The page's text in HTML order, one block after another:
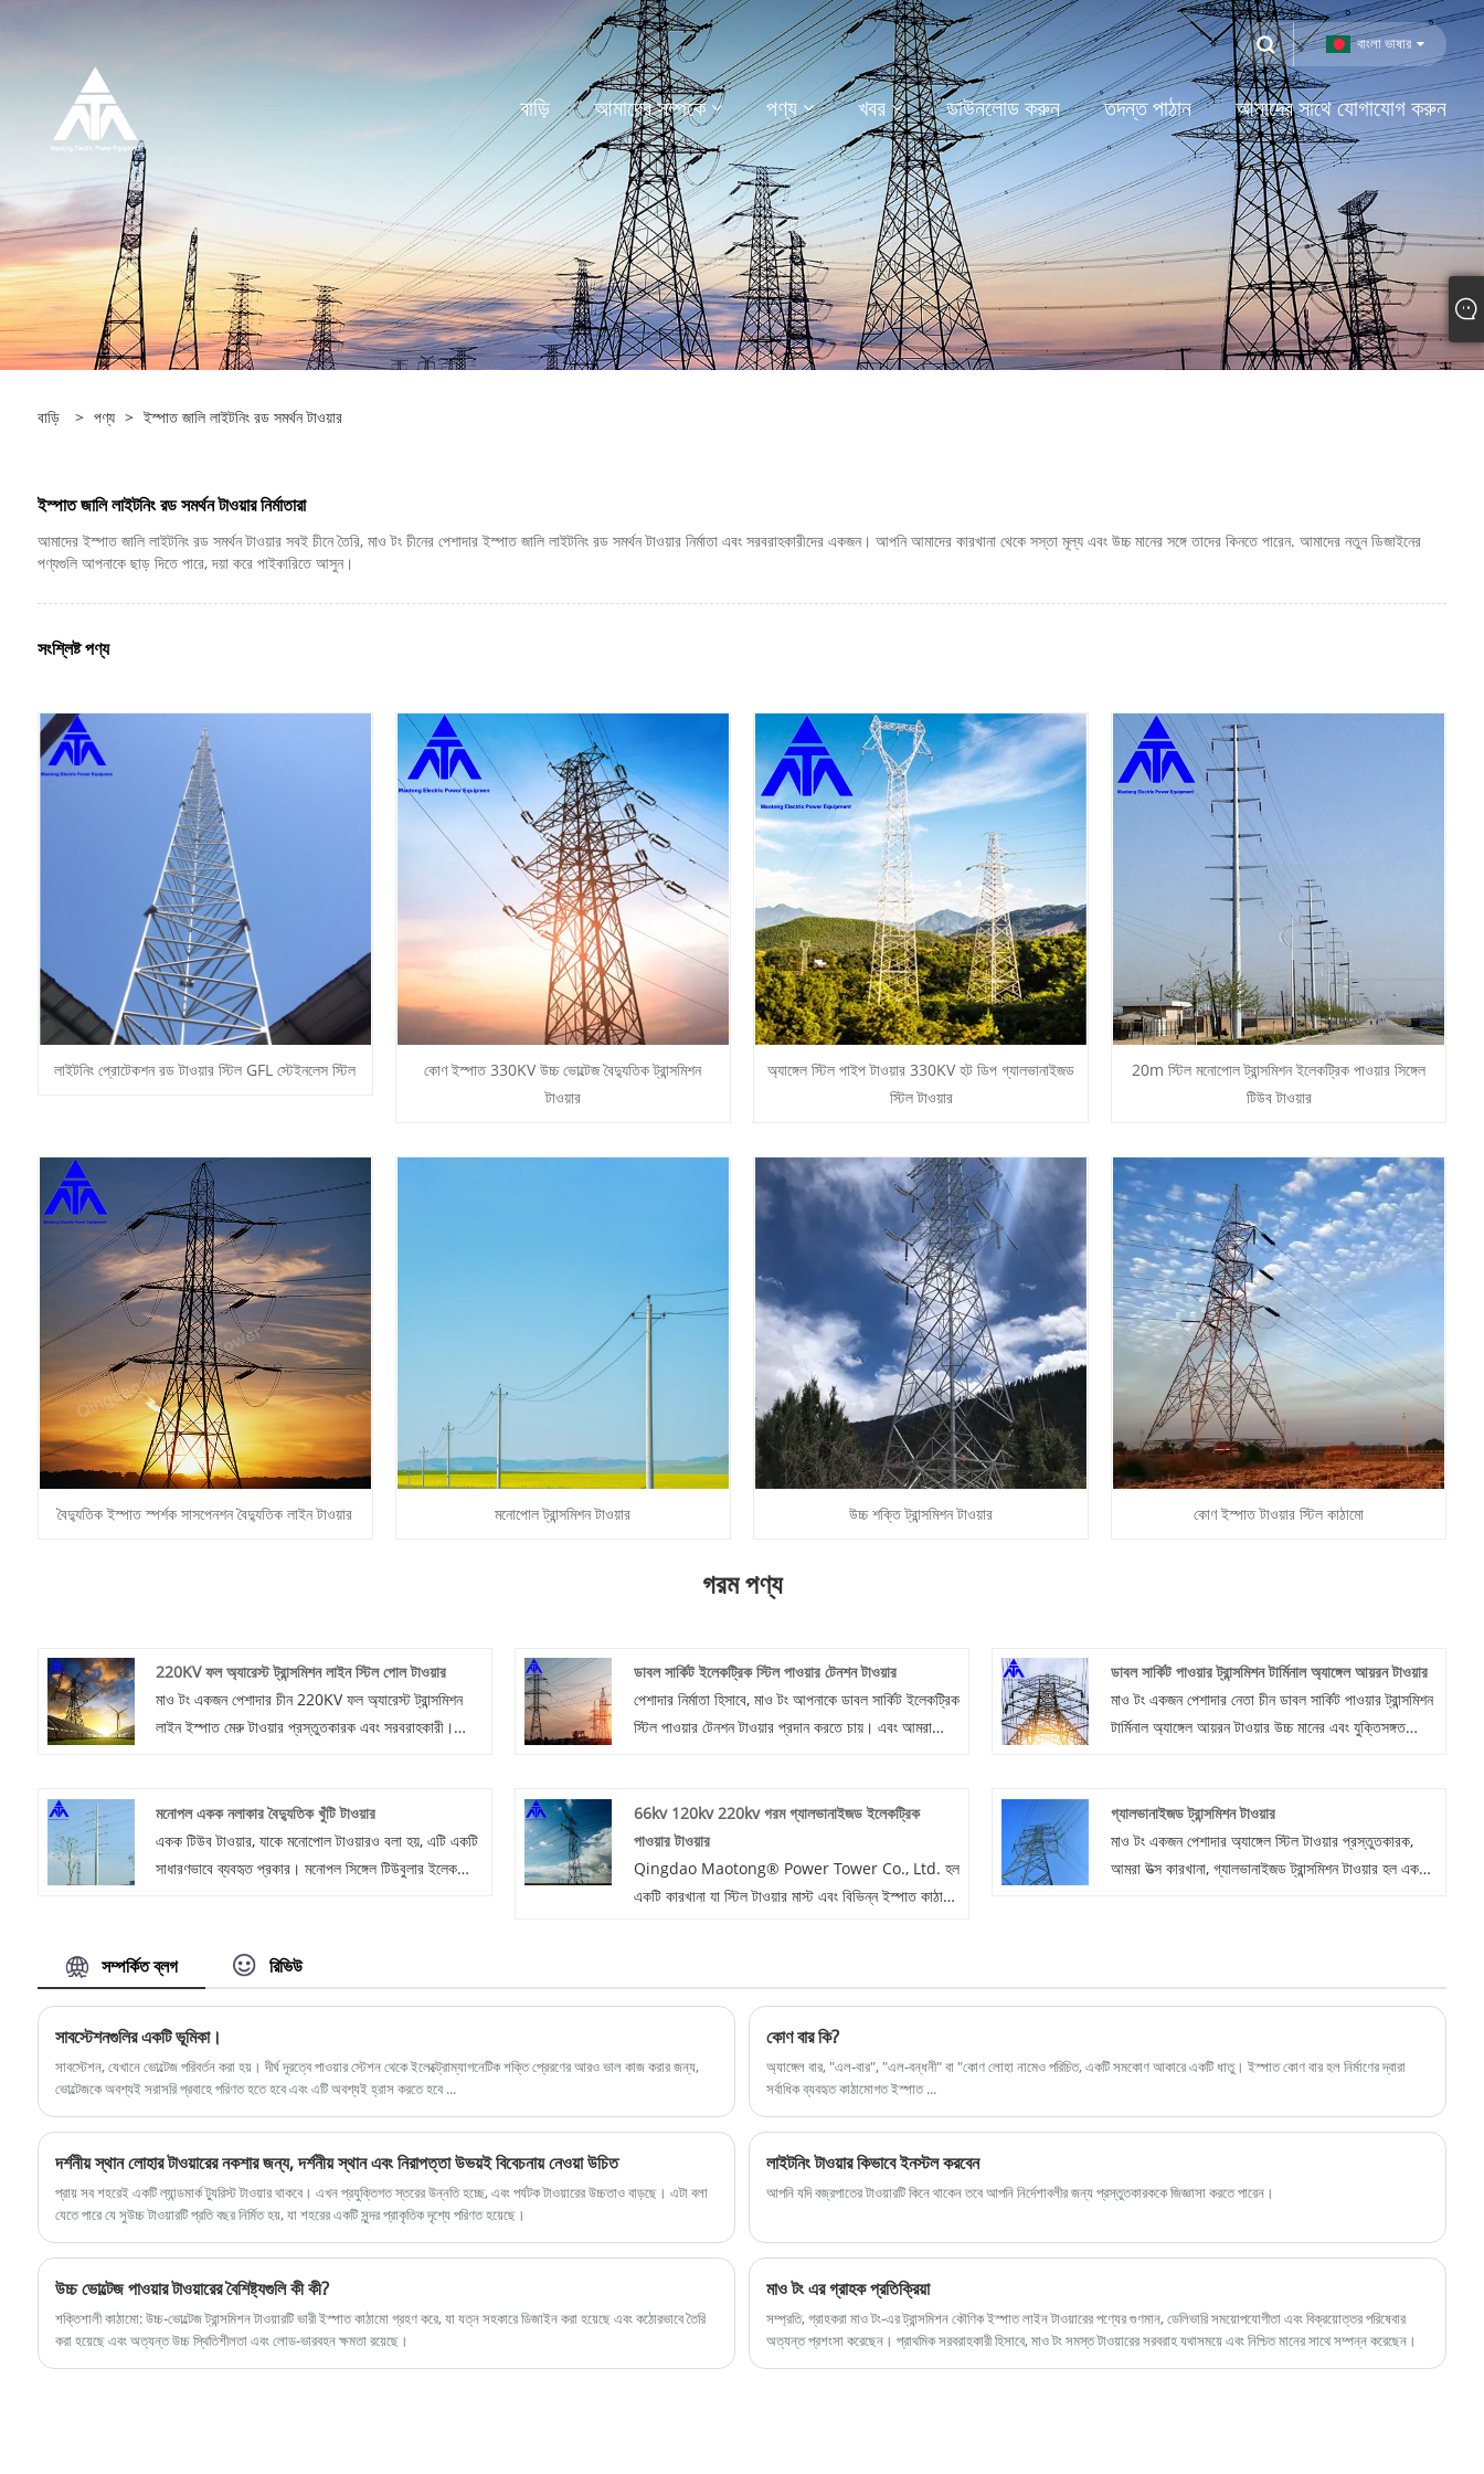
বাংলা ভাষার
বাড়ি আমাদের সম্পর্কে পণ্য খবর ডাউনলোড করুন তদন্ত পাঠান আমাদের সাথে যোগাযোগ করুন
বাড়ি > পণ্য > ইস্পাত জালি লাইটনিং রড সমর্থন টাওয়ার
ইস্পাত জালি লাইটনিং রড সমর্থন টাওয়ার নির্মাতারা
আমাদের ইস্পাত জালি লাইটনিং রড সমর্থন টাওয়ার সবই চীনে তৈরি, মাও টং চীনের পেশাদার ইস্পাত জালি লাইটনিং রড সমর্থন টাওয়ার নির্মাতা এবং সরবরাহকারীদের একজন। আপনি আমাদের কারখানা থেকে সস্তা মূল্য এবং উচ্চ মানের সঙ্গে তাদের কিনতে পারেন. আমাদের নতুন ডিজাইনের
পণ্যগুলি আপনাকে ছাড় দিতে পারে, দয়া করে পাইকারিতে আসুন।
সংশ্লিষ্ট পণ্য
লাইটনিং প্রোটেকশন রড টাওয়ার স্টিল GFL স্টেইনলেস স্টিল
কোণ ইস্পাত 330KV উচ্চ ভোল্টেজ বৈদ্যুতিক ট্রান্সমিশন
টাওয়ার
অ্যাঙ্গেল স্টিল পাইপ টাওয়ার 330KV হট ডিপ গ্যালভানাইজড
স্টিল টাওয়ার
20m স্টিল মনোপোল ট্রান্সমিশন ইলেকট্রিক পাওয়ার সিঙ্গেল
টিউব টাওয়ার
বৈদ্যুতিক ইস্পাত স্পর্শক সাসপেনশন বৈদ্যুতিক লাইন টাওয়ার মনোপোল ট্রান্সমিশন টাওয়ার উচ্চ শক্তি ট্রান্সমিশন টাওয়ার কোণ ইস্পাত টাওয়ার স্টিল কাঠামো
গরম পণ্য
220KV ফল অ্যারেস্ট ট্রান্সমিশন লাইন স্টিল পোল টাওয়ার
মাও টং একজন পেশাদার চীন 220KV ফল অ্যারেস্ট ট্রান্সমিশন
লাইন ইস্পাত মেরু টাওয়ার প্রস্তুতকারক এবং সরবরাহকারী।
টাওয়ারের জন্য উপযুক্ত।
ডাবল সার্কিট ইলেকট্রিক স্টিল পাওয়ার টেনশন টাওয়ার
পেশাদার নির্মাতা হিসাবে, মাও টং আপনাকে ডাবল সার্কিট ইলেকট্রিক
স্টিল পাওয়ার টেনশন টাওয়ার প্রদান করতে চায়। এবং আমরা
ডাবল সার্কিট পাওয়ার ট্রান্সমিশন টার্মিনাল অ্যাঙ্গেল আয়রন টাওয়ার
মাও টং একজন পেশাদার নেতা চীন ডাবল সার্কিট পাওয়ার ট্রান্সমিশন
টার্মিনাল অ্যাঙ্গেল আয়রন টাওয়ার উচ্চ মানের এবং যুক্তিসঙ্গত
মনোপল একক নলাকার বৈদ্যুতিক খুঁটি টাওয়ার
একক টিউব টাওয়ার, যাকে মনোপোল টাওয়ারও বলা হয়, এটি একটি
সাধারণভাবে ব্যবহৃত প্রকার। মনোপল সিঙ্গেল টিউবুলার ইলেকট্রিক
টাওয়ারের নীচে এবং কাজের প্ল্যাটফর্মে, যথাক্রমে একটি দরজা খোলা
রয়েছে, প্ল্যাটফর্মের বেড়াতে অ্যান্টেনা সমর্থন স্থির করা হয়েছে।
1. একক টিউব টাওয়ার একক টিউব এবং আনুষঙ্গিক সমন্বয়ে
গঠিত, এবং প্রধান উপকরণ সাধারণত ইস্পাত প্লেট নমন দ্বারা
তৈরি করা হয়।
2. টাওয়ারের অংশটি বৃত্ত বা বহুভুজ, ভিতরের ফ্ল্যাঞ্জ, বাইরের
ফ্ল্যাঞ্জ বা প্লাগ-ইন দ্বারা সংযুক্ত।
পারে, এবং যোগাযোগের সরঞ্জামগুলিও সেখানে উচ্চ নিরাপত্তার
সাথে সেট করা যেতে পারে।
4. গ্রাহকদের পছন্দ অনুযায়ী, মই ভিতরে বা বাইরে স্থাপন করা
যেতে পারে।
5. উন্নত আন্তর্জাতিক নকশা ধারণা এবং গণনা পদ্ধতির সাথে,
টাওয়ার ঢাল ভূতত্ত্ব এবং জলবায়ু অনুযায়ী সামঞ্জস্য করা যেতে
পারে।
6. সুবিধাজনক এবং ইনস্টল করা নিরাপদ, ছোট এলাকা আচ্ছাদন,
66kv 120kv 220kv গরম গ্যালভানাইজড ইলেকট্রিক
পাওয়ার টাওয়ার
Qingdao Maotong® Power Tower Co., Ltd. হল
একটি কারখানা যা স্টিল টাওয়ার মাস্ট এবং বিভিন্ন ইস্পাত কাঠামো
লাইটনিং, লাইটনিং টু প্রসেসিং, লাইটনিং থেকে লাইটনিং টাওয়ার।
টিউব টাওয়ার, বায়োনিক ট্রি, ইন্টিগ্রেটেড বেস স্টেশন,
কমিউনিকেশন টাওয়ার, মনিটরিং টাওয়ার, পাওয়ার টাওয়ার, টিভি
গ্যালভানাইজড ট্রান্সমিশন টাওয়ার
মাও টং একজন পেশাদার অ্যাঙ্গেল স্টিল টাওয়ার প্রস্তুতকারক,
আমরা উত্স কারখানা, গ্যালভানাইজড ট্রান্সমিশন টাওয়ার হল একটি
সম্পর্কিত ব্লগ রিভিউ
সাবস্টেশনগুলির একটি ভূমিকা।
সাবস্টেশন, যেখানে ভোল্টেজ পরিবর্তন করা হয়। দীর্ঘ দূরত্বে পাওয়ার স্টেশন থেকে ইলেক্ট্রোম্যাগনেটিক শক্তি প্রেরণের আরও ভাল কাজ করার জন্য,
ভোল্টেজকে অবশ্যই সরাসরি প্রবাহে পরিণত হতে হবে এবং এটি অবশ্যই হ্রাস করতে হবে ...
কোণ বার কি?
অ্যাঙ্গেল বার, "এল-বার", "এল-বন্ধনী" বা "কোণ লোহা নামেও পরিচিত, একটি সমকোণ আকারে একটি ধাতু। ইস্পাত কোণ বার হল নির্মাণের দ্বারা
সর্বাধিক ব্যবহৃত কাঠামোগত ইস্পাত ...
দর্শনীয় স্থান লোহার টাওয়ারের নকশার জন্য, দর্শনীয় স্থান এবং নিরাপত্তা উভয়ই বিবেচনায় নেওয়া উচিত
প্রায় সব শহরেই একটি ল্যান্ডমার্ক ট্যুরিস্ট টাওয়ার থাকবে। এখন প্রযুক্তিগত স্তরের উন্নতি হচ্ছে, এবং পর্যটক টাওয়ারের উচ্চতাও বাড়ছে। এটা বলা
যেতে পারে যে সুউচ্চ টাওয়ারটি প্রতি বছর নির্মিত হয়, যা শহরের একটি সুন্দর প্রাকৃতিক দৃশ্যে পরিণত হয়েছে।
লাইটনিং টাওয়ার কিভাবে ইনস্টল করবেন
আপনি যদি বজ্রপাতের টাওয়ারটি কিনে থাকেন তবে আপনি নির্দেশাবলীর জন্য প্রস্তুতকারককে জিজ্ঞাসা করতে পারেন।
উচ্চ ভোল্টেজ পাওয়ার টাওয়ারের বৈশিষ্ট্যগুলি কী কী?
শক্তিশালী কাঠামো: উচ্চ-ভোল্টেজ ট্রান্সমিশন টাওয়ারটি ভারী ইস্পাত কাঠামো গ্রহণ করে, যা যত্ন সহকারে ডিজাইন করা হয়েছে এবং কঠোরভাবে তৈরি
করা হয়েছে এবং অত্যন্ত উচ্চ স্থিতিশীলতা এবং লোড-ভারবহন ক্ষমতা রয়েছে।
মাও টং এর গ্রাহক প্রতিক্রিয়া
সম্প্রতি, গ্রাহকরা মাও টং-এর ট্রান্সমিশন কৌণিক ইস্পাত লাইন টাওয়ারের পণ্যের গুণমান, ডেলিভারি সময়োপযোগীতা এবং বিক্রয়োত্তর পরিষেবার
অত্যন্ত প্রশংসা করেছেন। প্রাথমিক সরবরাহকারী হিসাবে, মাও টং সমস্ত টাওয়ারের সরবরাহ যথাসময়ে এবং নিশ্চিত মানের সাথে সম্পন্ন করেছেন।